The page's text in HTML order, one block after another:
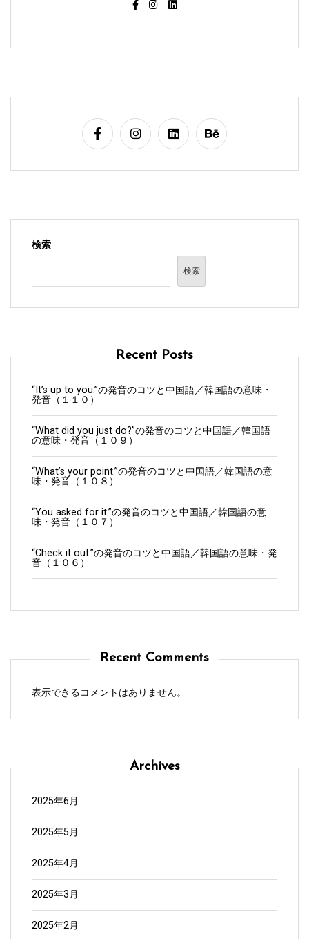
検索
検索
Recent Posts
“It’s up to you.”の発音のコツと中国語／韓国語の意味・
発音（１１０）
“What did you just do?”の発音のコツと中国語／韓国語
の意味・発音（１０９）
“What’s your point.”の発音のコツと中国語／韓国語の意
味・発音（１０８）
“You asked for it.”の発音のコツと中国語／韓国語の意
味・発音（１０７）
“Check it out.”の発音のコツと中国語／韓国語の意味・発
音（１０６）
Recent Comments
表示できるコメントはありません。
Archives
2025年6月
2025年5月
2025年4月
2025年3月
2025年2月